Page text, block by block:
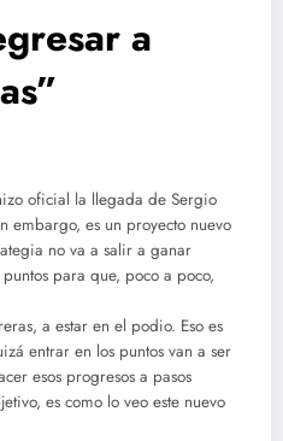
a
oficial la llegada de Sergio
embargo, es un proyecto nuevo
no va a salir a ganar
para que, poco a poco,
a estar en el podio. Eso es
entrar en los puntos van a ser
esos progresos a pasos
es como lo veo este nuevo